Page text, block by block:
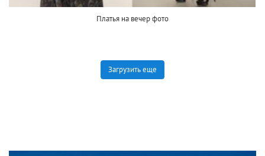
Платья на вечер фото
Загрузить еще